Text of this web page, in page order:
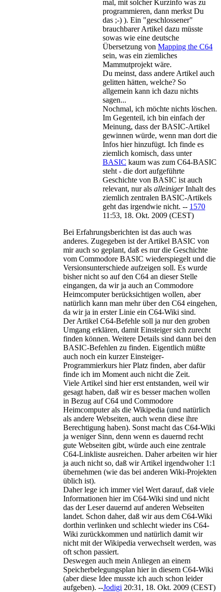
mal, mit solcher Kurzinfo was zu
programmieren, dann merkst Du
das ;-) ). Ein "geschlossener"
brauchbarer Artikel dazu müsste
sowas wie eine deutsche
Übersetzung von Mapping the C64
sein, was ein ziemliches
Mammutprojekt wäre.
Du meinst, dass andere Artikel auch
gelitten hätten, welche? So
allgemein kann ich dazu nichts
sagen...
Nochmal, ich möchte nichts löschen.
Im Gegenteil, ich bin einfach der
Meinung, dass der BASIC-Artikel
gewinnen würde, wenn man dort die
Infos hier hinzufügt. Ich finde es
ziemlich komisch, dass unter
BASIC kaum was zum C64-BASIC
steht - die dort aufgeführte
Geschichte von BASIC ist auch
relevant, nur als alleinigerInhalt des
ziemlich zentralen BASIC-Artikels
geht das irgendwie nicht. -- 1570
11:53, 18. Okt. 2009 (CEST)
Bei Erfahrungsberichten ist das auch was
anderes. Zugegeben ist der Artikel BASIC von
mir auch so geplant, daß es nur die Geschichte
vom Commodore BASIC wiederspiegelt und die
Versionsunterschiede aufzeigen soll. Es wurde
bisher nicht so auf den C64 an dieser Stelle
eingangen, da wir ja auch an Commodore
Heimcomputer berücksichtigen wollen, aber
natürlich kann man mehr über den C64 eingehen,
da wir ja in erster Linie ein C64-Wiki sind.
Der Artikel C64-Befehle soll ja nur den groben
Umgang erklären, damit Einsteiger sich zurecht
finden können. Weitere Details sind dann bei den
BASIC-Befehlen zu finden. Eigentlich müßte
auch noch ein kurzer Einsteiger-
Programmierkurs hier Platz finden, aber dafür
finde ich im Moment auch nicht die Zeit.
Viele Artikel sind hier erst entstanden, weil wir
gesagt haben, daß wir es besser machen wollen
in Bezug auf C64 und Commodore
Heimcomputer als die Wikipedia (und natürlich
als andere Webseiten, auch wenn diese ihre
Berechtigung haben). Sonst macht das C64-Wiki
ja weniger Sinn, denn wenn es dauernd recht
gute Webseiten gibt, würde auch eine zentrale
C64-Linkliste ausreichen. Daher arbeiten wir hier
ja auch nicht so, daß wir Artikel irgendwoher 1:1
übernehmen (wie das bei anderen Wiki-Projekten
üblich ist).
Daher lege ich immer viel Wert darauf, daß viele
Informationen hier im C64-Wiki sind und nicht
das der Leser dauernd auf anderen Webseiten
landet. Schon daher, daß wir aus dem C64-Wiki
dorthin verlinken und schlecht wieder ins C64-
Wiki zurückkommen und natürlich damit wir
nicht mit der Wikipedia verwechselt werden, was
oft schon passiert.
Deswegen auch mein Anliegen an einem
Speicherbelegungsplan hier in diesem C64-Wiki
(aber diese Idee musste ich auch schon leider
aufgeben). --Jodigi 20:31, 18. Okt. 2009 (CEST)